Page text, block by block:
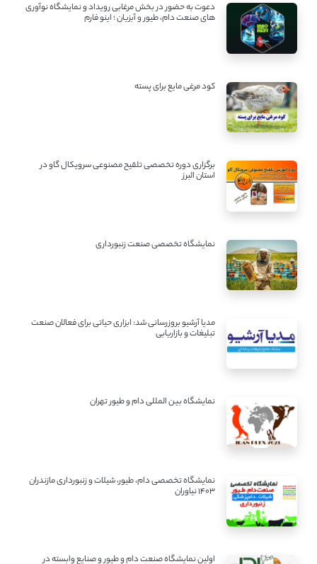
دعوت به حضور در بخش مرغابی رویداد و نمایشگاه نوآوری
های صنعت دام، طیور و آبزیان ؛ اینو فارم
کود مرغی مایع برای پسته
برگزاری دوره تخصصی تلقیح مصنوعی سرویکال گاو در
استان البرز
نمایشگاه تخصصی صنعت زنبورداری
مدیا آرشیو بروزرسانی شد: ابزاری حیاتی برای فعالان صنعت
تبلیغات و بازاریابی
نمایشگاه بین المللی دام و طیور تهران
نمایشگاه تخصصی دام، طیور، شیلات و زنبورداری مازندران
1403 نیاوران
اولین نمایشگاه صنعت دام و طیور و صنایع وابسته در